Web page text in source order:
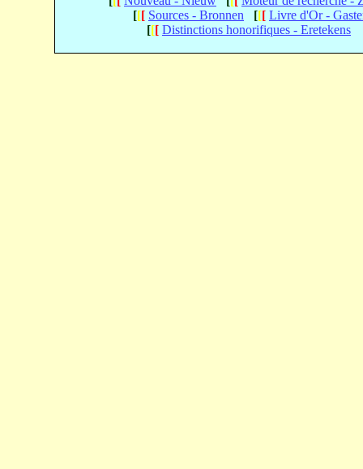
[[[ Sources - Bronnen [[[ Livre d'Or -
[[[ Distinctions honorifiques - Eretekens